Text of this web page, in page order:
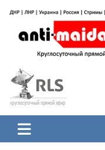
содержимому
на Украине
гражданской войне на
ЛНР и других регионах.